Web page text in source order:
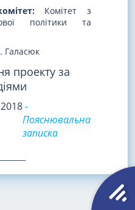
Комітет з
політики та
Галасюк
проекту за
-
Пояснювальна
записка